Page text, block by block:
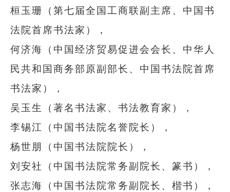
桓玉珊（第七届全国工商联副主席、中国书
法院首席书法家），
何济海（中国经济贸易促进会会长、中华人
民共和国商务部原副部长、中国书法院首席
书法家），
吴玉生（著名书法家、书法教育家），
李锡江（中国书法院名誉院长），
杨世朋（中国书法院院长），
刘安社（中国书法院常务副院长、篆书），
张志海（中国书法院常务副院长、楷书），